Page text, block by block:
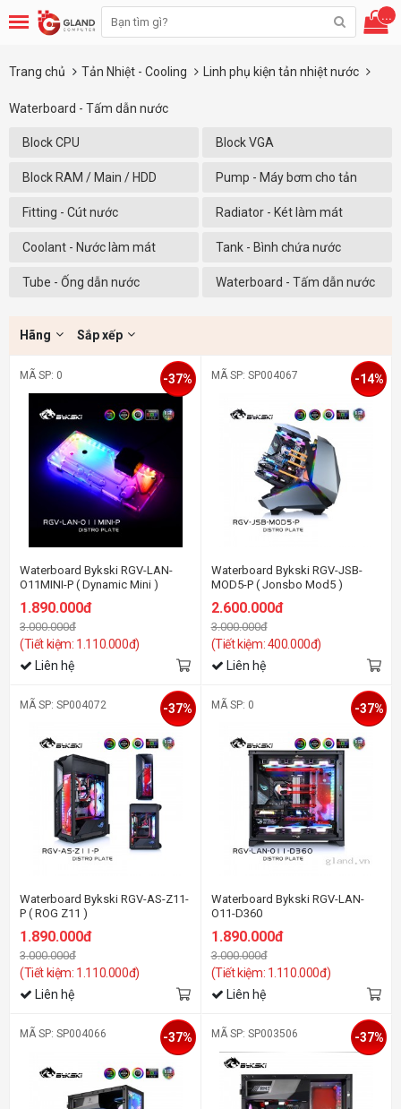
...
Trang chủ Tản Nhiệt - Cooling Linh phụ kiện tản nhiệt nước
Waterboard - Tấm dẫn nước
Block CPU Block VGA
Block RAM / Main / HDD Pump - Máy bơm cho tản
nhiệt nước
Fitting - Cút nước Radiator - Két làm mát
Coolant - Nước làm mát Tank - Bình chứa nước
Tube - Ống dẫn nước Waterboard - Tấm dẫn nước
Hãng Sắp xếp
MÃ SP: 0
Waterboard Bykski RGV-LAN-
O11MINI-P ( Dynamic Mini )
1.890.000đ
3.000.000đ
(Tiết kiệm: 1.110.000đ)
-37%
Liên hệ
MÃ SP: SP004067
Waterboard Bykski RGV-JSB-
MOD5-P ( Jonsbo Mod5 )
2.600.000đ
3.000.000đ
(Tiết kiệm: 400.000đ)
-14%
Liên hệ
MÃ SP: SP004072
Waterboard Bykski RGV-AS-Z11-
P ( ROG Z11 )
1.890.000đ
3.000.000đ
(Tiết kiệm: 1.110.000đ)
-37%
Liên hệ
MÃ SP: 0
Waterboard Bykski RGV-LAN-
O11-D360
1.890.000đ
3.000.000đ
(Tiết kiệm: 1.110.000đ)
-37%
Liên hệ
MÃ SP: SP004066 -37% MÃ SP: SP003506 -37%